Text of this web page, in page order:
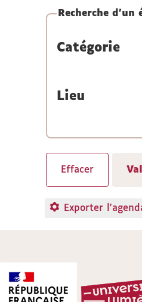
Recherche d'un
Catégorie
Lieu
Exporter